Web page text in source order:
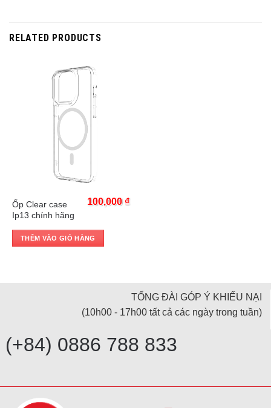
RELATED PRODUCTS
Ốp Clear case
Ip13 chính hãng
100,000 ₫
THÊM VÀO GIỎ HÀNG
TỔNG ĐÀI GÓP Ý KHIẾU NẠI
(10h00 - 17h00 tất cả các ngày trong tuần)
(+84) 0886 788 833